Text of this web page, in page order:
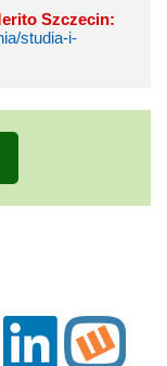
Szczecin:
studia-i-